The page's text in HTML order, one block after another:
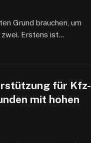
Grund brauchen, um
zwei. Erstens ist…
für Kfz-
mit hohen